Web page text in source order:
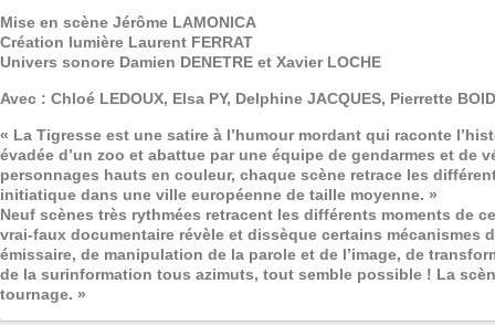
Mise en scène Jérôme LAMONICA
Création lumière Laurent FERRAT
Univers sonore Damien DENETRE et Xavier LOCHE
Avec : Chloé LEDOUX, Elsa PY, Delphine JACQUES, Pierrette
« La Tigresse est une satire à l’humour mordant qui raconte
évadée d’un zoo et abattue par une équipe de gendarmes et de
personnages hauts en couleur, chaque scène retrace les
initiatique dans une ville européenne de taille moyenne. »
Neuf scènes très rythmées retracent les différents moments de
vrai-faux documentaire révèle et dissèque certains mécanismes
émissaire, de manipulation de la parole et de l’image, de
de la surinformation tous azimuts, tout semble possible ! La
tournage. »